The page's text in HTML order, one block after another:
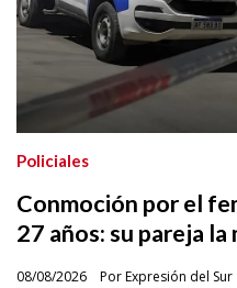
Conmoción por el
27 años: su pareja
Por Expresión del Sur
Policiales
08/08/2026